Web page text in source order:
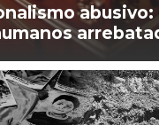
abusivo: